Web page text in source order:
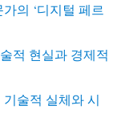
의 ‘디지털 페르
적 현실과 경제적
술적 실체와 시